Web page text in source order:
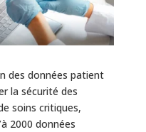
des données patient
la sécurité des
soins critiques,
2000 données